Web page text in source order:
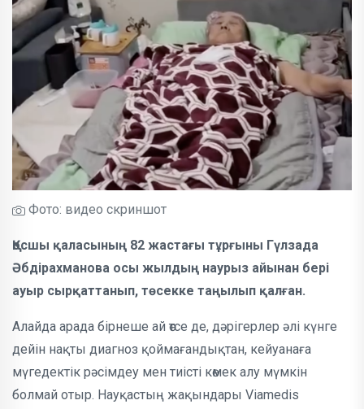
Фото: видео скриншот
Қосшы қаласының 82 жастағы тұрғыны Гүлзада
Әбдірахманова осы жылдың наурыз айынан бері
ауыр сырқаттанып, төсекке таңылып қалған.
Алайда арада бірнеше ай өтсе де, дәрігерлер әлі күнге
дейін нақты диагноз қоймағандықтан, кейуанаға
мүгедектік рәсімдеу мен тиісті көмек алу мүмкін
болмай отыр. Науқастың жақындары Viamedis